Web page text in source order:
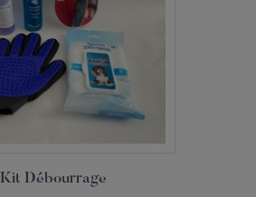
Aperçu rapide
Kit Débourrage